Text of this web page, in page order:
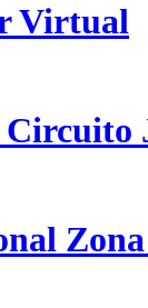
Virtual
Circuito